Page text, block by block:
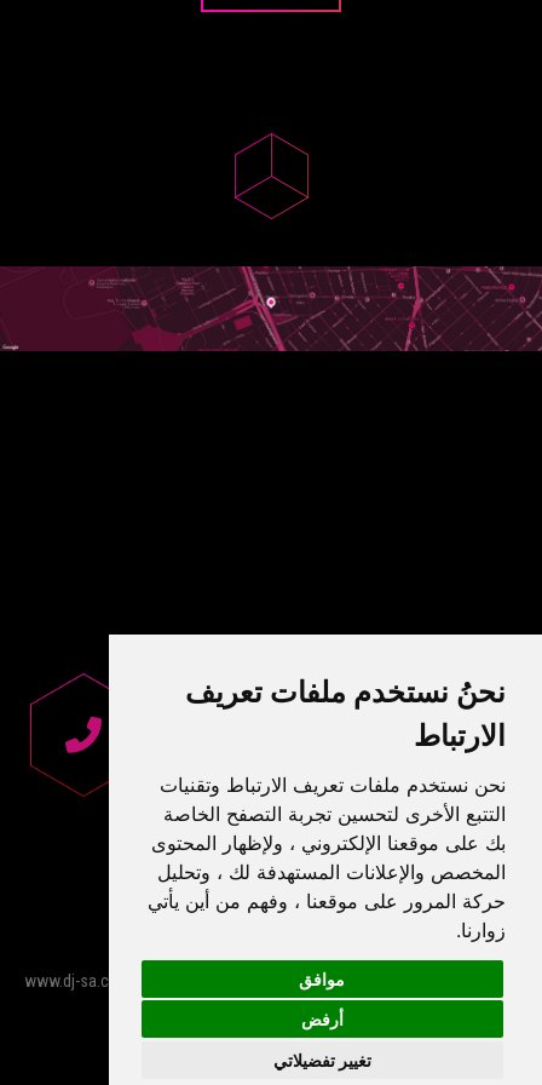
نحنُ نستخدم ملفات تعريف
الارتباط
نحن نستخدم ملفات تعريف الارتباط وتقنيات
التتبع الأخرى لتحسين تجربة التصفح الخاصة
بك على موقعنا الإلكتروني ، ولإظهار المحتوى
المخصص والإعلانات المستهدفة لك ، وتحليل
حركة المرور على موقعنا ، وفهم من أين يأتي
زوارنا.
موافق
أرفض
تغيير تفضيلاتي
Σχεδιασμός Ιστοσελίδας
NetPlanet
Cookies preferences